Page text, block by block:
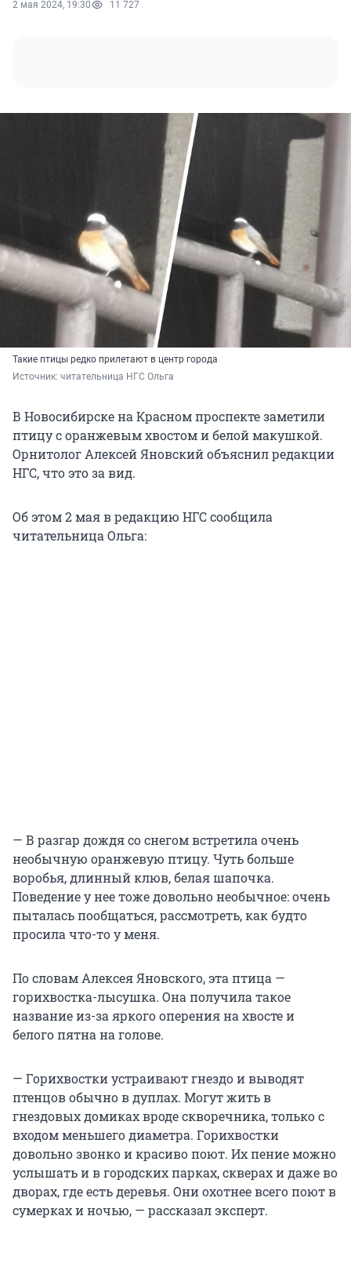
2 мая 2024, 19:30 11 727
Такие птицы редко прилетают в центр города
Источник: читательница НГС Ольга
В Новосибирске на Красном проспекте заметили
птицу с оранжевым хвостом и белой макушкой.
Орнитолог Алексей Яновский объяснил редакции
НГС, что это за вид.
Об этом 2 мая в редакцию НГС сообщила
читательница Ольга:
— В разгар дождя со снегом встретила очень
необычную оранжевую птицу. Чуть больше
воробья, длинный клюв, белая шапочка.
Поведение у нее тоже довольно необычное: очень
пыталась пообщаться, рассмотреть, как будто
просила что-то у меня.
По словам Алексея Яновского, эта птица —
горихвостка-лысушка. Она получила такое
название из-за яркого оперения на хвосте и
белого пятна на голове.
— Горихвостки устраивают гнездо и выводят
птенцов обычно в дуплах. Могут жить в
гнездовых домиках вроде скворечника, только с
входом меньшего диаметра. Горихвостки
довольно звонко и красиво поют. Их пение можно
услышать и в городских парках, скверах и даже во
дворах, где есть деревья. Они охотнее всего поют в
сумерках и ночью, — рассказал эксперт.